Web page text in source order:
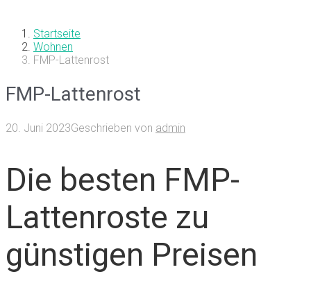
Startseite
Wohnen
FMP-Lattenrost
FMP-Lattenrost
20. Juni 2023Geschrieben von admin
Die besten FMP-
Lattenroste zu
günstigen Preisen